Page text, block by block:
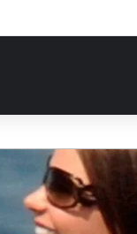
sobreviveu…Ver mais